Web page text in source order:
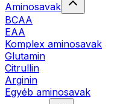
Aminosavak
BCAA
EAA
Komplex aminosavak
Glutamin
Citrullin
Arginin
Egyéb aminosavak